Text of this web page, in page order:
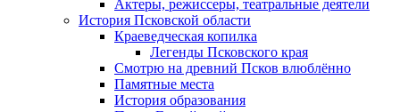
Актеры, режиссеры, театральные деятели
История Псковской области
Краеведческая копилка
Легенды Псковского края
Смотрю на древний Псков влюблённо
Памятные места
История образования